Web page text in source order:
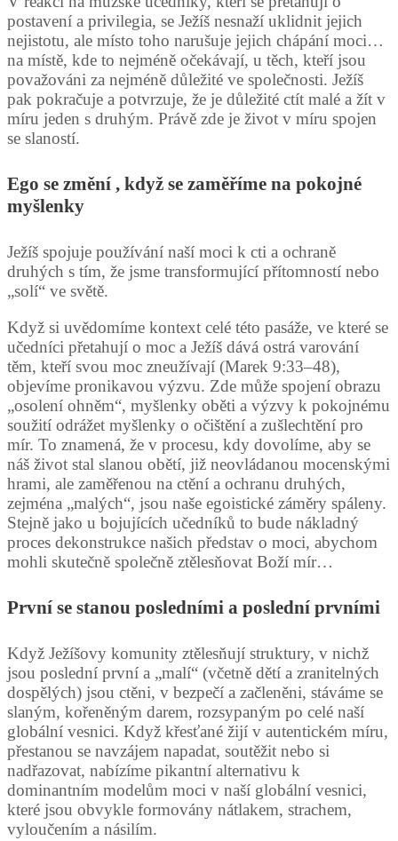
postavení a privilegia, se Ježíš nesnaží uklidnit jejich
nejistotu, ale místo toho narušuje jejich chápání moci…
na místě, kde to nejméně očekávají, u těch, kteří jsou
považováni za nejméně důležité ve společnosti. Ježíš
pak pokračuje a potvrzuje, že je důležité ctít malé a žít v
míru jeden s druhým. Právě zde je život v míru spojen
se slaností.
Ego se změní , když se zaměříme na pokojné
myšlenky
Ježíš spojuje používání naší moci k cti a ochraně
druhých s tím, že jsme transformující přítomností nebo
„solí“ ve světě.
Když si uvědomíme kontext celé této pasáže, ve které se
učedníci přetahují o moc a Ježíš dává ostrá varování
těm, kteří svou moc zneužívají (Marek 9:33–48),
objevíme pronikavou výzvu. Zde může spojení obrazu
„osolení ohněm“, myšlenky oběti a výzvy k pokojnému
soužití odrážet myšlenky o očištění a zušlechtění pro
mír. To znamená, že v procesu, kdy dovolíme, aby se
náš život stal slanou obětí, již neovládanou mocenskými
hrami, ale zaměřenou na ctění a ochranu druhých,
zejména „malých“, jsou naše egoistické záměry spáleny.
Stejně jako u bojujících učedníků to bude nákladný
proces dekonstrukce našich představ o moci, abychom
mohli skutečně společně ztělesňovat Boží mír…
První se stanou posledními a poslední prvními
Když Ježíšovy komunity ztělesňují struktury, v nichž
jsou poslední první a „malí“ (včetně dětí a zranitelných
dospělých) jsou ctěni, v bezpečí a začleněni, stáváme se
slaným, kořeněným darem, rozsypaným po celé naší
globální vesnici. Když křesťané žijí v autentickém míru,
přestanou se navzájem napadat, soutěžit nebo si
nadřazovat, nabízíme pikantní alternativu k
dominantním modelům moci v naší globální vesnici,
které jsou obvykle formovány nátlakem, strachem,
vyloučením a násilím.